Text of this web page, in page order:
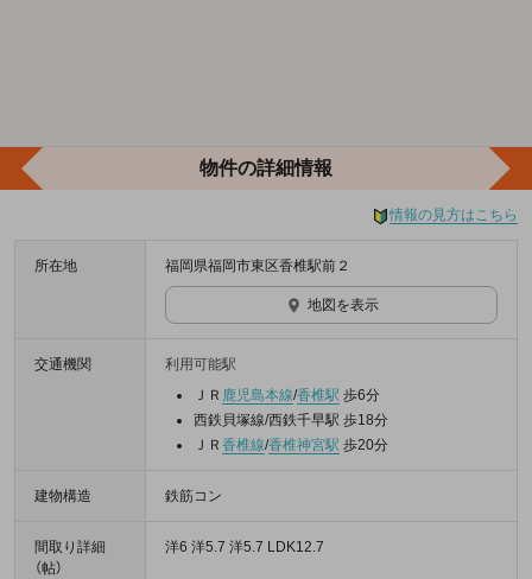
物件の詳細情報
情報の見方はこちら
所在地 福岡県福岡市東区香椎駅前２
地図を表示
交通機関
利用可能駅
ＪＲ 鹿児島本線/香椎駅 歩6分
西鉄貝塚線/西鉄千早駅 歩18分
ＪＲ 香椎線/香椎神宮駅 歩20分
建物構造 鉄筋コン
間取り詳細
（帖）
洋6 洋5.7 洋5.7 LDK12.7